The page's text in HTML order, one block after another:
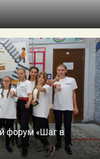
форум «Шаг в